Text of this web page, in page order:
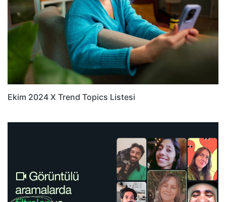
Ekim 2024 X Trend Topics Listesi